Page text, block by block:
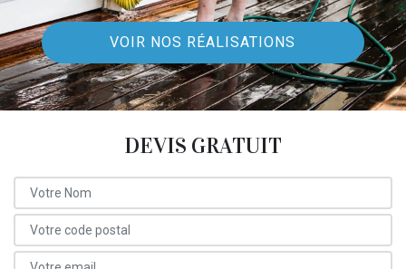
VOIR NOS RÉALISATIONS
DEVIS GRATUIT